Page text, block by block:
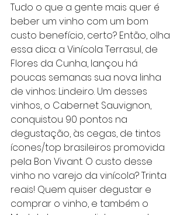
Tudo o que a gente mais quer é
beber um vinho com um bom
custo benefício, certo? Então, olha
essa dica: a Vinícola Terrasul, de
Flores da Cunha, lançou há
poucas semanas sua nova linha
de vinhos: Lindeiro. Um desses
vinhos, o Cabernet Sauvignon,
conquistou 90 pontos na
degustação, às cegas, de tintos
ícones/top brasileiros promovida
pela Bon Vivant. O custo desse
vinho no varejo da vinícola? Trinta
reais! Quem quiser degustar e
comprar o vinho, e também o